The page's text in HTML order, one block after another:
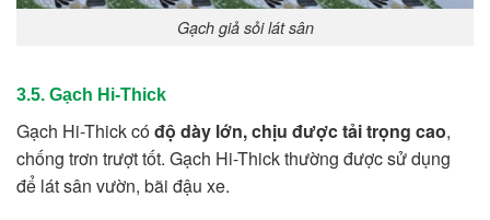
Gạch giả sỏi lát sân
3.5. Gạch Hi-Thick
Gạch Hi-Thick cóđộ dày lớn, chịu được tải trọng cao,
chống trơn trượt tốt. Gạch Hi-Thick thường được sử dụng
để lát sân vườn, bãi đậu xe.